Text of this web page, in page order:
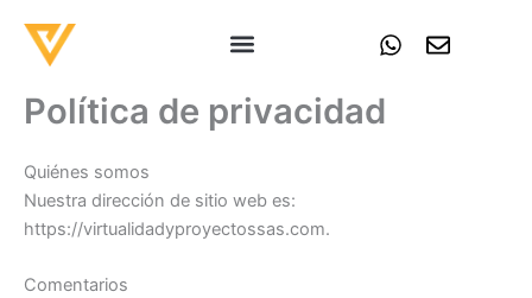
contenido
W
h
E
n
Política de privacidad
Quiénes somos
Nuestra dirección de sitio web es:
https://virtualidadyproyectossas.com.
Comentarios